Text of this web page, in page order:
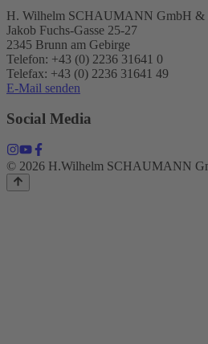
H. Wilhelm SCHAUMANN GmbH &
Jakob Fuchs-Gasse 25-27
2345 Brunn am Gebirge
Telefon: +43 (0) 2236 31641 0
Telefax: +43 (0) 2236 31641 49
E-Mail senden
Social Media
© 2026 H.Wilhelm SCHAUMANN